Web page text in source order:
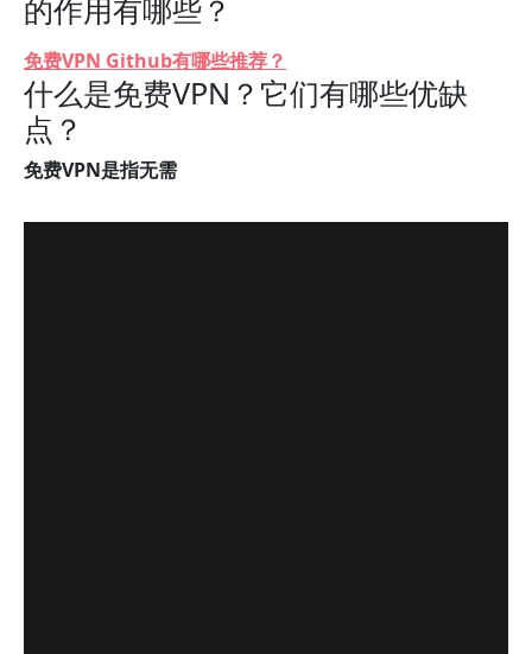
的作用有哪些？
免费VPN Github有哪些推荐？
什么是免费VPN？它们有哪些优缺
点？
免费VPN是指无需